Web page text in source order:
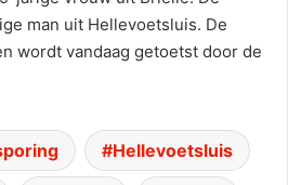
man uit Hellevoetsluis. De
wordt vandaag getoetst door de
Hellevoetsluis